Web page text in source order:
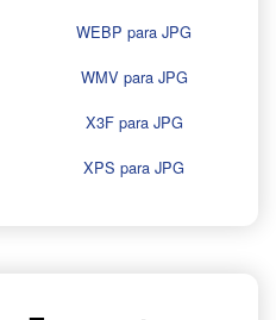
WEBP para JPG
WMV para JPG
X3F para JPG
XPS para JPG